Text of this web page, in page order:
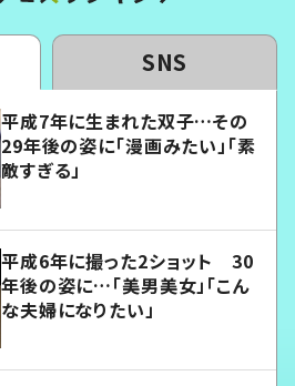
SNS
平成7年に生まれた双子…その
29年後の姿に「漫画みたい」「素
敵すぎる」
平成6年に撮った2ショット 30
年後の姿に…「美男美女」「こん
な夫婦になりたい」